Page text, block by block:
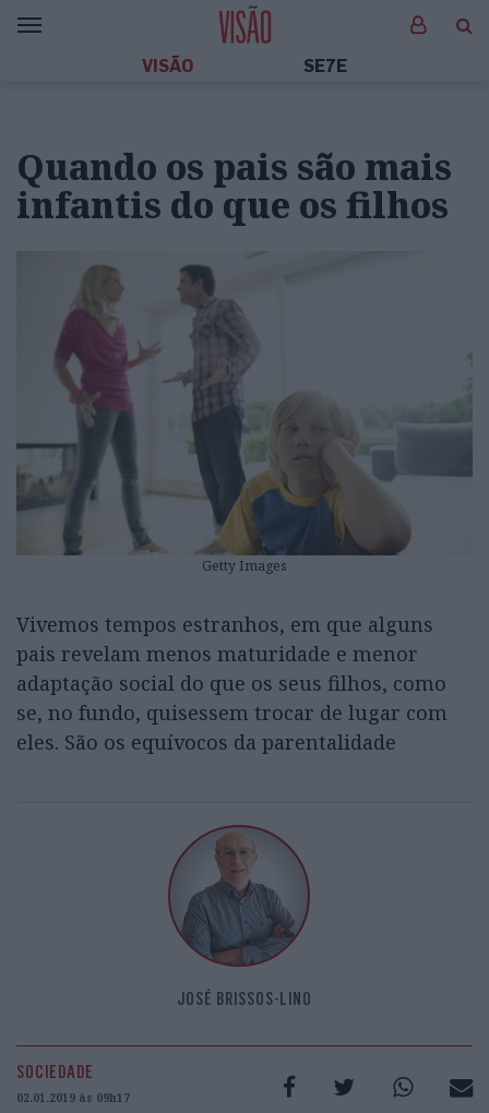
VISÃO SE7E
Quando os pais são mais
infantis do que os filhos
Getty Images
Vivemos tempos estranhos, em que alguns
pais revelam menos maturidade e menor
adaptação social do que os seus filhos, como
se, no fundo, quisessem trocar de lugar com
eles. São os equívocos da parentalidade
JOSÉ BRISSOS-LINO
SOCIEDADE
02.01.2019 às 09h17